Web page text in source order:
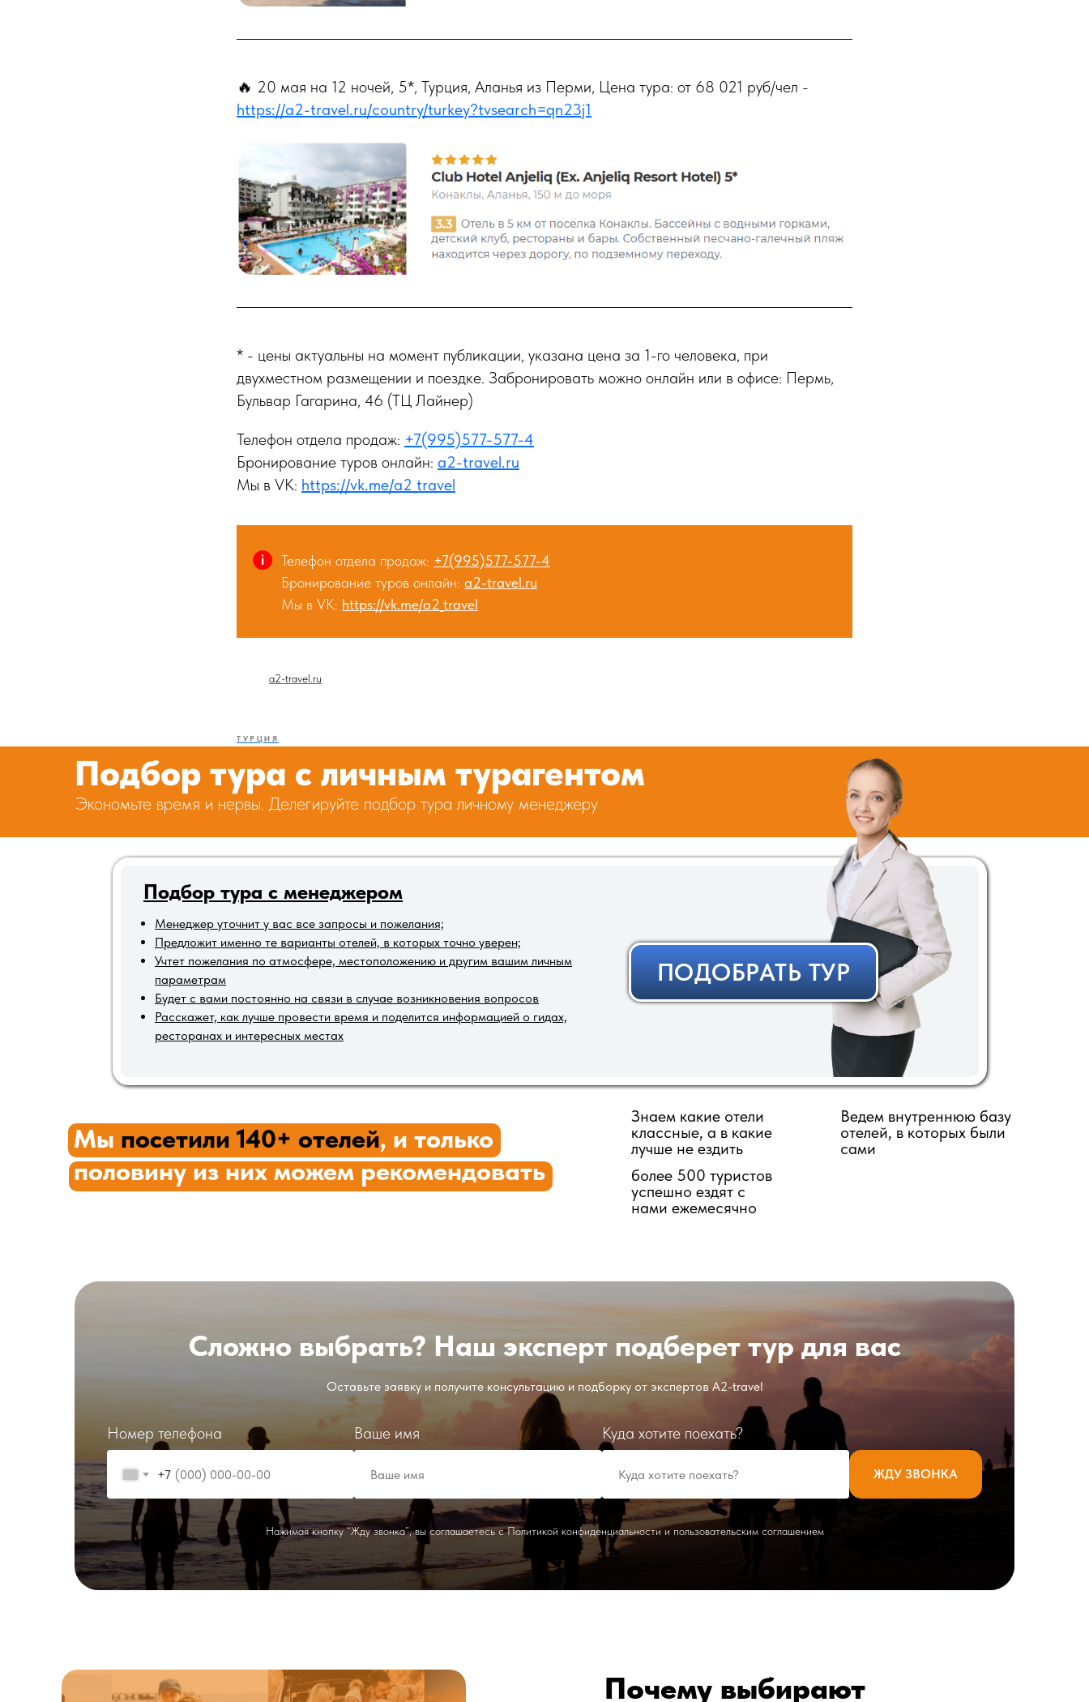
🔥 20 мая на 12 ночей, 5*, Турция, Аланья из Перми, Цена тура: от 68 021 руб/чел -
https://a2-travel.ru/country/turkey?tvsearch=qn23j1
* - цены актуальны на момент публикации, указана цена за 1-го человека, при
двухместном размещении и поездке. Забронировать можно онлайн или в офисе: Пермь,
Бульвар Гагарина, 46 (ТЦ Лайнер)
Телефон отдела продаж: +7(995)577-577-4
Бронирование туров онлайн: a2-travel.ru
Мы в VK: https://vk.me/a2_travel
Телефон отдела продаж: +7(995)577-577-4
Бронирование туров онлайн: a2-travel.ru
Мы в VK: https://vk.me/a2_travel
a2-travel.ru
ТУРЦИЯ
Подбор тура с личным турагентом
Подбор тура с менеджером
Менеджер уточнит у вас все запросы и пожелания;
Предложит именно те варианты отелей, в которых точно уверен;
Учтет пожелания по атмосфере, местоположению и другим вашим личным
параметрам
Будет с вами постоянно на связи в случае возникновения вопросов
Расскажет, как лучше провести время и поделится информацией о гидах,
ресторанах и интересных местах
Знаем какие отели
классные, а в какие
лучше не ездить
ПОДОБРАТЬ ТУР
более 500 туристов
успешно ездят с
нами ежемесячно
Ведем внутреннюю базу
отелей, в которых были
сами
Мы посетили 140+ отелей, и только
половину из них можем рекомендовать
Экономьте время и нервы. Делегируйте подбор тура личному менеджеру
Сложно выбрать? Наш эксперт подберет тур для вас
Оставьте заявку и получите консультацию и подборку от экспертов A2-travel
Номер телефона
+7
Ваше имя Куда хотите поехать?
ЖДУ ЗВОНКА
Нажимая кнопку “Жду звонка”, вы соглашаетесь с Политикой конфиденциальности и пользовательским соглашением
Почему выбирают